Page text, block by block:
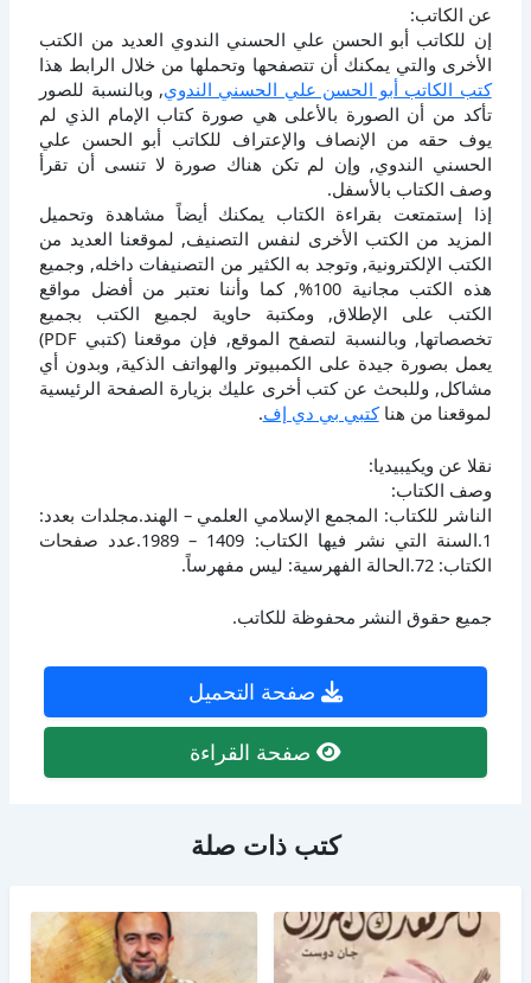
عن الكاتب:
إن للكاتب أبو الحسن علي الحسني الندوي العديد من الكتب
الأخرى والتي يمكنك أن تتصفحها وتحملها من خلال الرابط هذا
كتب الكاتب أبو الحسن علي الحسني الندوي, وبالنسبة للصور
تأكد من أن الصورة بالأعلى هي صورة كتاب الإمام الذي لم
يوف حقه من الإنصاف والإعتراف للكاتب أبو الحسن علي
الحسني الندوي, وإن لم تكن هناك صورة لا تنسى أن تقرأ
وصف الكتاب بالأسفل.
إذا إستمتعت بقراءة الكتاب يمكنك أيضاً مشاهدة وتحميل
المزيد من الكتب الأخرى لنفس التصنيف, لموقعنا العديد من
الكتب الإلكترونية, وتوجد به الكثير من التصنيفات داخله, وجميع
هذه الكتب مجانية 100%, كما وأننا نعتبر من أفضل مواقع
الكتب على الإطلاق, ومكتبة حاوية لجميع الكتب بجميع
تخصصاتها, وبالنسبة لتصفح الموقع, فإن موقعنا (كتبي PDF)
يعمل بصورة جيدة على الكمبيوتر والهواتف الذكية, وبدون أي
مشاكل, وللبحث عن كتب أخرى عليك بزيارة الصفحة الرئيسية
لموقعنا من هناكتبي بي دي إف.
نقلا عن ويكيبيديا:
وصف الكتاب:
الناشر للكتاب: المجمع الإسلامي العلمي – الهند.مجلدات بعدد:
1.السنة التي نشر فيها الكتاب: 1409 – 1989.عدد صفحات
الكتاب: 72.الحالة الفهرسية: ليس مفهرساً.
جميع حقوق النشر محفوظة للكاتب.
صفحة التحميل
صفحة القراءة
كتب ذات صلة